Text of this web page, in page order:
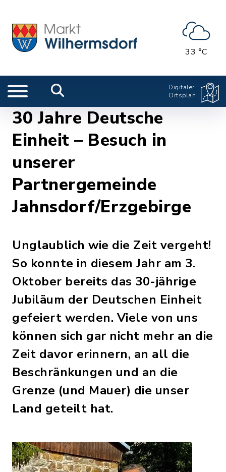
33 °C
Digitaler
Ortsplan
30 Jahre Deutsche
Einheit – Besuch in
unserer
Partnergemeinde
Jahnsdorf/Erzgebirge
Unglaublich wie die Zeit vergeht!
So konnte in diesem Jahr am 3.
Oktober bereits das 30-jährige
Jubiläum der Deutschen Einheit
gefeiert werden. Viele von uns
können sich gar nicht mehr an die
Zeit davor erinnern, an all die
Beschränkungen und an die
Grenze (und Mauer) die unser
Land geteilt hat.